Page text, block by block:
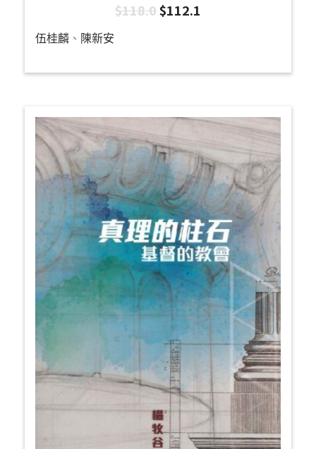
$118.0$112.1
伍桂麟 、 陳新安